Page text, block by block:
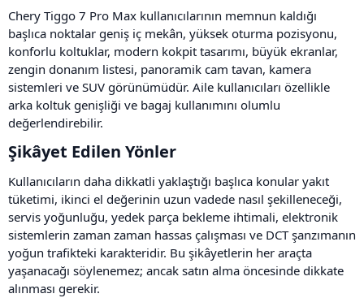
Chery Tiggo 7 Pro Max kullanıcılarının memnun kaldığı
başlıca noktalar geniş iç mekân, yüksek oturma pozisyonu,
konforlu koltuklar, modern kokpit tasarımı, büyük ekranlar,
zengin donanım listesi, panoramik cam tavan, kamera
sistemleri ve SUV görünümüdür. Aile kullanıcıları özellikle
arka koltuk genişliği ve bagaj kullanımını olumlu
değerlendirebilir.
Şikâyet Edilen Yönler​
Kullanıcıların daha dikkatli yaklaştığı başlıca konular yakıt
tüketimi, ikinci el değerinin uzun vadede nasıl şekilleneceği,
servis yoğunluğu, yedek parça bekleme ihtimali, elektronik
sistemlerin zaman zaman hassas çalışması ve DCT şanzımanın
yoğun trafikteki karakteridir. Bu şikâyetlerin her araçta
yaşanacağı söylenemez; ancak satın alma öncesinde dikkate
alınması gerekir.